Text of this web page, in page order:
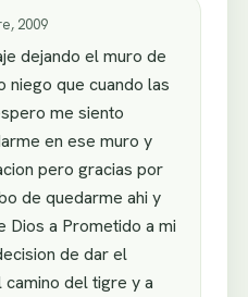
2009
dejando el muro de
niego que cuando las
me siento
en ese muro y
pero gracias por
de quedarme ahi y
Dios a Prometido a mi
de dar el
del tigre y a